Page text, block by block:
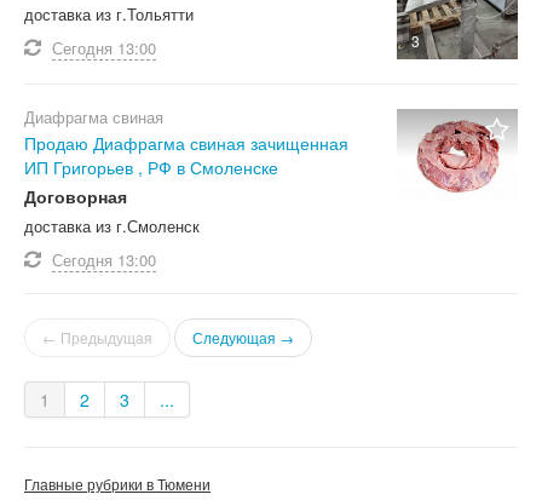
3
доставка из г.Тольятти
Сегодня 13:00
Диафрагма свиная
Продаю Диафрагма свиная зачищенная
ИП Григорьев , РФ в Смоленске
Договорная
доставка из г.Смоленск
Сегодня 13:00
← Предыдущая Следующая →
1 2 3 ...
Главные рубрики в Тюмени